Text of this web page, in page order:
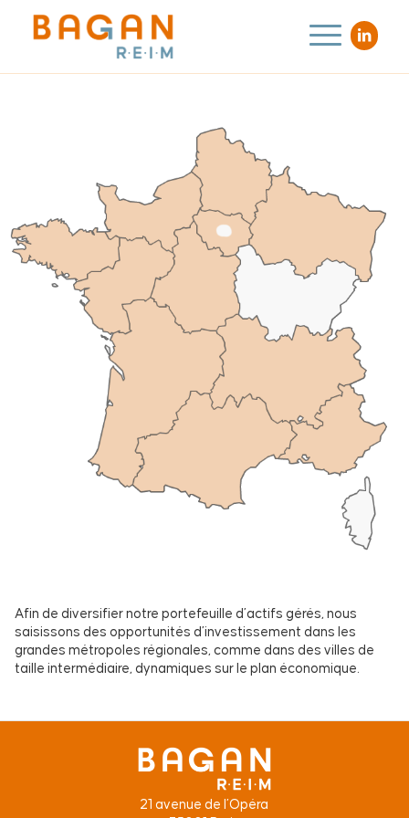
Afin de diversifier notre portefeuille d’actifs gérés, nous
saisissons des opportunités d’investissement dans les
grandes métropoles régionales, comme dans des villes de
taille intermédiaire, dynamiques sur le plan économique.
21 avenue de l’Opéra